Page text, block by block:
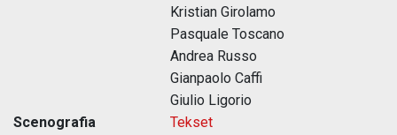
Kristian Girolamo
Pasquale Toscano
Andrea Russo
Gianpaolo Caffi
Giulio Ligorio
Scenografia
Tekset